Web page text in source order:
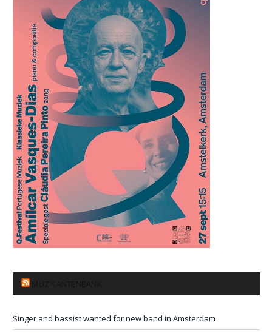
Singer and bassist wanted for new band in Amsterdam